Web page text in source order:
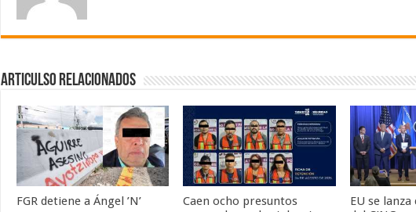
Articulso Relacionados
FGR detiene a Ángel ’N’
Caen ocho presuntos
EU se